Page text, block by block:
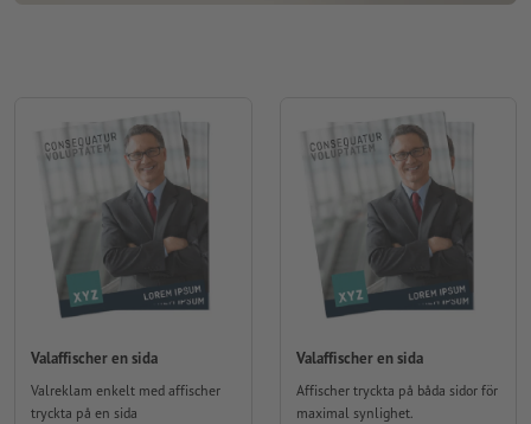
Valaffischer en sida
Valreklam enkelt med affischer
tryckta på en sida
Valaffischer en sida
Affischer tryckta på båda sidor för
maximal synlighet.